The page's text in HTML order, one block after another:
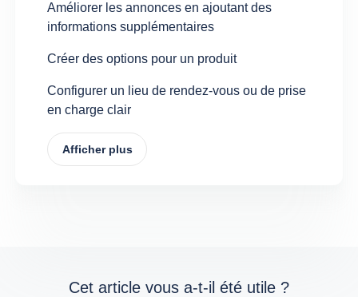
Améliorer les annonces en ajoutant des
informations supplémentaires
Créer des options pour un produit
Configurer un lieu de rendez-vous ou de prise
en charge clair
Afficher plus
Cet article vous a-t-il été utile ?